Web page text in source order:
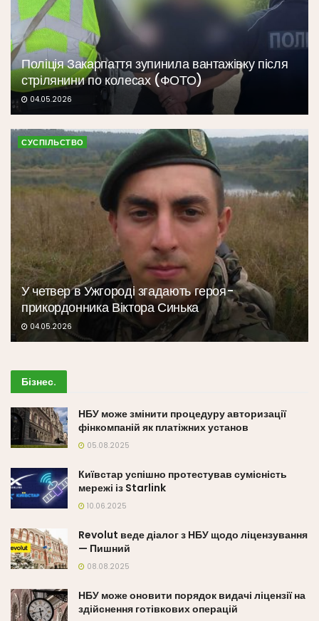
Поліція Закарпаття зупинила вантажівку після
стрілянини по колесах (ФОТО)
04.05.2026
СУСПІЛЬСТВО
У четвер в Ужгороді згадають героя-
прикордонника Віктора Синька
04.05.2026
Бізнес.
НБУ може змінити процедуру авторизації
фінкомпаній як платіжних установ
05.08.2025
Київстар успішно протестував сумісність
мережі із Starlink
10.06.2025
Revolut веде діалог з НБУ щодо ліцензування
— Пишний
08.08.2025
НБУ може оновити порядок видачі ліцензії на
здійснення готівкових операцій